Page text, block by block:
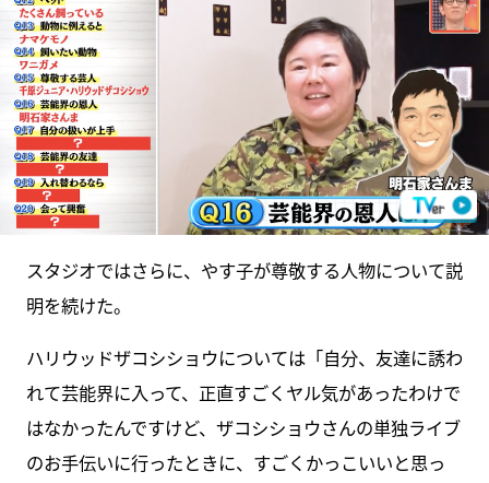
スタジオではさらに、やす子が尊敬する人物について説
明を続けた。
ハリウッドザコシショウについては「自分、友達に誘わ
れて芸能界に入って、正直すごくヤル気があったわけで
はなかったんですけど、ザコシショウさんの単独ライブ
のお手伝いに行ったときに、すごくかっこいいと思っ